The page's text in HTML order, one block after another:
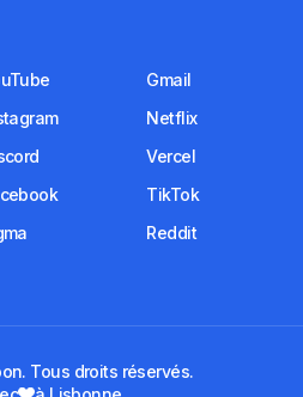
Gmail
Netflix
Vercel
TikTok
Reddit
Tous droits réservés.